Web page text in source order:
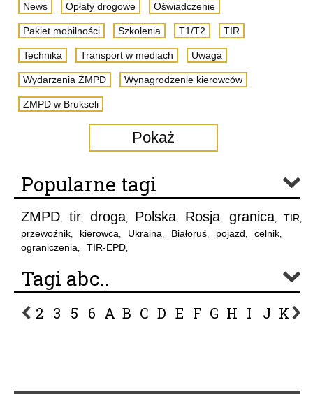
News Opłaty drogowe Oświadczenie
Pakiet mobilności Szkolenia T1/T2 TIR
Technika Transport w mediach Uwaga
Wydarzenia ZMPD Wynagrodzenie kierowców
ZMPD w Brukseli
Pokaż
Popularne tagi
ZMPD, tir, droga, Polska, Rosja, granica, TIR,
przewoźnik, kierowca, Ukraina, Białoruś, pojazd, celnik,
ograniczenia, TIR-EPD,
Tagi abc..
2 3 5 6 A B C D E F G H I J K L